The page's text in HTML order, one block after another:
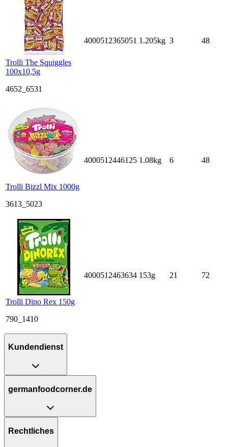
Trolli The Squiggles
100x10,5g
4652_6531
4000512365051 1.205kg 3 48
Trolli Bizzl Mix 1000g
3613_5023
4000512446125 1.08kg 6 48
Trolli Dino Rex 150g
790_1410
4000512463634 153g 21 72
Kundendienst
germanfoodcorner.de
Rechtliches